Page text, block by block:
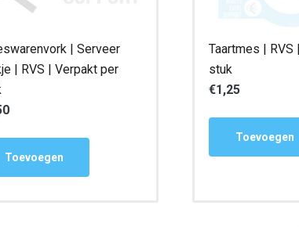
| Serveer
| RVS | Verpakt per
Toevoegen
Taartmes | RVS
stuk
€1,25
Toevoegen